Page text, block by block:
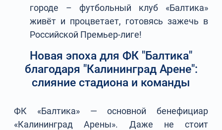
городе – футбольный клуб «Балтика»
живёт и процветает, готовясь зажечь в
Российской Премьер-лиге!
Новая эпоха для ФК "Балтика"
благодаря "Калининград Арене":
слияние стадиона и команды
ФК «Балтика» — основной бенефициар
«Калининград Арены». Даже не стоит